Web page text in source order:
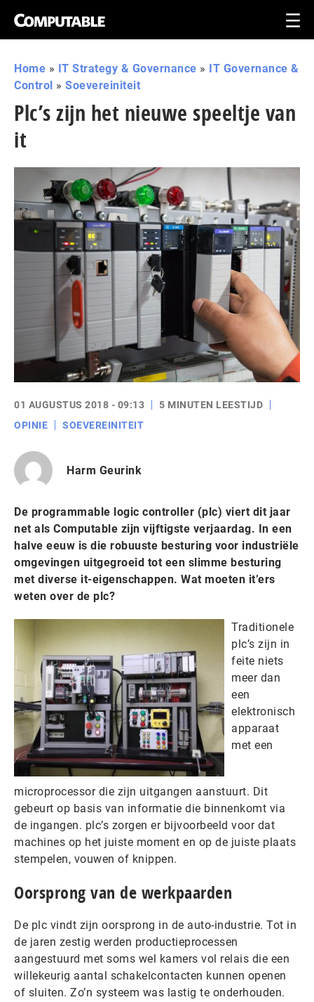
Home » IT Strategy & Governance » IT Governance &
Control » Soevereiniteit
Plc’s zijn het nieuwe speeltje van
it
01 AUGUSTUS 2018 - 09:13
5 MINUTEN LEESTIJD
OPINIE
SOEVEREINITEIT
Harm Geurink
De programmable logic controller (plc) viert dit jaar
net als Computable zijn vijftigste verjaardag. In een
halve eeuw is die robuuste besturing voor industriële
omgevingen uitgegroeid tot een slimme besturing
met diverse it-eigenschappen. Wat moeten it’ers
weten over de plc?
Traditionele
plc’s zijn in
feite niets
meer dan
een
elektronisch
apparaat
met een
microprocessor die zijn uitgangen aanstuurt. Dit
gebeurt op basis van informatie die binnenkomt via
de ingangen. plc’s zorgen er bijvoorbeeld voor dat
machines op het juiste moment en op de juiste plaats
stempelen, vouwen of knippen.
Oorsprong van de werkpaarden
De plc vindt zijn oorsprong in de auto-industrie. Tot in
de jaren zestig werden productieprocessen
aangestuurd met soms wel kamers vol relais die een
willekeurig aantal schakelcontacten kunnen openen
of sluiten. Zo’n systeem was lastig te onderhouden.